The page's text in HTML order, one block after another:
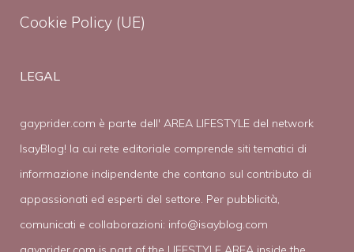
Cookie Policy (UE)
LEGAL
gayprider.com è parte dell' AREA LIFESTYLE del network
IsayBlog! la cui rete editoriale comprende siti tematici di
informazione indipendente che contano sul contributo di
appassionati ed esperti del settore. Per pubblicità,
comunicati e collaborazioni: info@isayblog.com